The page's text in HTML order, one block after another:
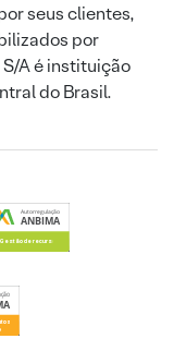
seus clientes,
por
A é instituição
do Brasil.